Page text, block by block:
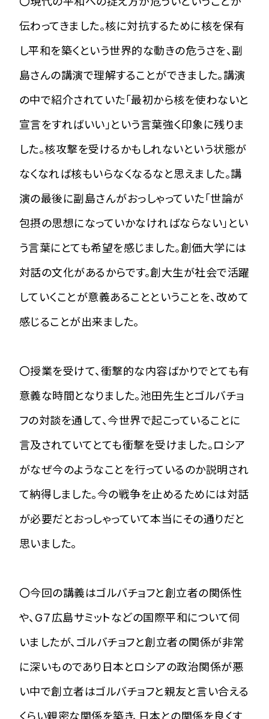
伝わってきました。核に対抗するために核を保有
し平和を築くという世界的な動きの危うさを、副
島さんの講演で理解することができました。講演
の中で紹介されていた「最初から核を使わないと
宣言をすればいい」という言葉強く印象に残りま
した。核攻撃を受けるかもしれないという状態が
なくなれば核もいらなくなるなと思えました。講
演の最後に副島さんがおっしゃっていた「世論が
包摂の思想になっていかなければならない」とい
う言葉にとても希望を感じました。創価大学には
対話の文化があるからです。創大生が社会で活躍
していくことが意義あることということを、改めて
感じることが出来ました。
〇授業を受けて、衝撃的な内容ばかりでとても有
意義な時間となりました。池田先生とゴルバチョ
フの対談を通して、今世界で起こっていることに
言及されていてとても衝撃を受けました。ロシア
がなぜ今のようなことを行っているのか説明され
て納得しました。今の戦争を止めるためには対話
が必要だとおっしゃっていて本当にその通りだと
思いました。
〇今回の講義はゴルバチョフと創立者の関係性
や、G７広島サミットなどの国際平和について伺
いましたが、ゴルバチョフと創立者の関係が非常
に深いものであり日本とロシアの政治関係が悪
い中で創立者はゴルバチョフと親友と言い合える
くらい親密な関係を築き、日本との関係を良くす